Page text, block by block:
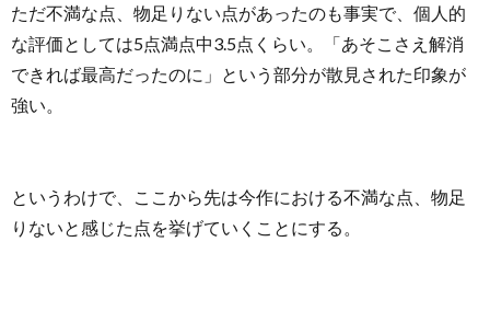
ただ不満な点、物足りない点があったのも事実で、個人的
な評価としては5点満点中3.5点くらい。「あそこさえ解消
できれば最高だったのに」という部分が散見された印象が
強い。
というわけで、ここから先は今作における不満な点、物足
りないと感じた点を挙げていくことにする。